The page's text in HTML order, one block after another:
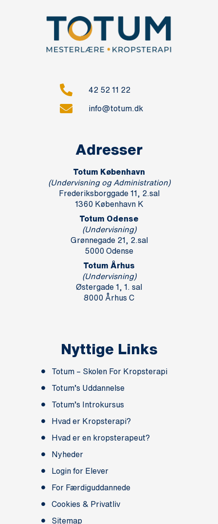
42 52 11 22
info@totum.dk
Adresser
Totum København
(Undervisning og Administration)
Frederiksborggade 11, 2.sal
1360 København K
Totum Odense
(Undervisning)
Grønnegade 21, 2.sal
5000 Odense
Totum Århus
(Undervisning)
Østergade 1, 1. sal
8000 Århus C
Nyttige Links
Totum – Skolen For Kropsterapi
Totum’s Uddannelse
Totum’s Introkursus
Hvad er Kropsterapi?
Hvad er en kropsterapeut?
Nyheder
Login for Elever
For Færdiguddannede
Cookies & Privatliv
Sitemap